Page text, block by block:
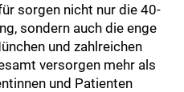
sorgen nicht nur die 40-
sondern auch die enge
und zahlreichen
versorgen mehr als
und Patienten